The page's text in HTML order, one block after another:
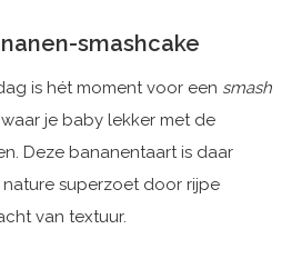
smashcake
is hét moment voor een smash
je baby lekker met de
Deze bananentaart is daar
nature superzoet door rijpe
van textuur.